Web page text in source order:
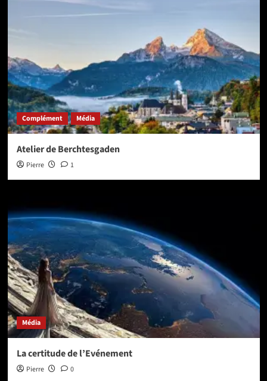
Complément Média
Atelier de Berchtesgaden
Pierre 1
Média
La certitude de l’Evénement
Pierre 0